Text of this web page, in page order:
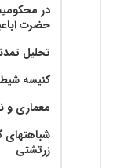
در
حضرت
تحلیل
کنیسه
معماری و
شباهتهای
زرتشتی